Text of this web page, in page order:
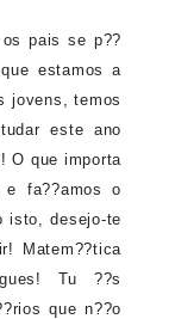
pais se p??
estamos a
jovens, temos
este ano
O que importa
e fa??amos o
isto, desejo-te
Matem??tica
Tu ??s
que n??o